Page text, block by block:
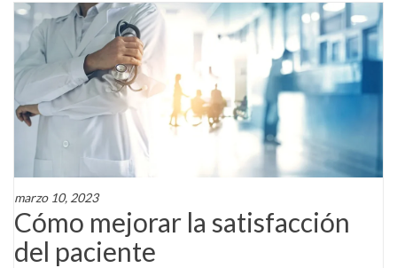
marzo 10, 2023
Cómo mejorar la satisfacción
del paciente